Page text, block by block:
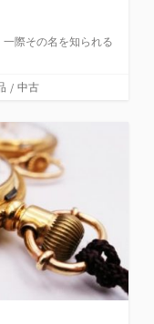
際その名を知られる
/ 中古